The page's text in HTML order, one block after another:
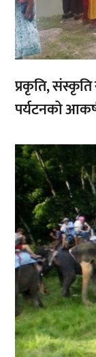
प्रकृति,
पर्यटनको
, ,